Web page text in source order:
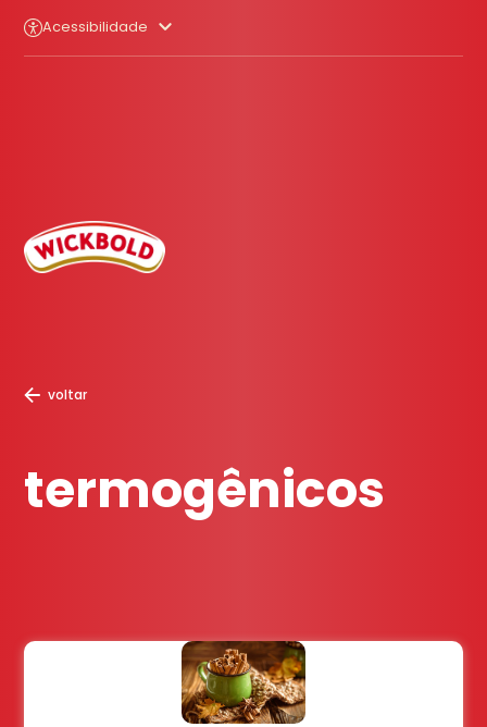
Acessibilidade
voltar
termogênicos